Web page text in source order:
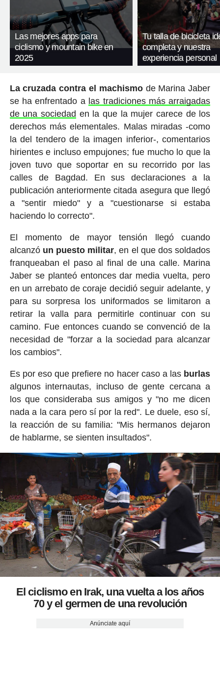
Las mejores apps para
ciclismo y mountain bike en
2025
Tu talla de bicicleta
completa y nuestra
experiencia personal
La cruzada contra el machismode Marina Jaber
se ha enfrentado a las tradiciones más arraigadas
de una sociedad en la que la mujer carece de los
derechos más elementales. Malas miradas -como
la del tendero de la imagen inferior-, comentarios
hirientes e incluso empujones; fue mucho lo que la
joven tuvo que soportar en su recorrido por las
calles de Bagdad. En sus declaraciones a la
publicación anteriormente citada asegura que llegó
a "sentir miedo" y a "cuestionarse si estaba
haciendo lo correcto".
El momento de mayor tensión llegó cuando
alcanzó un puesto militar, en el que dos soldados
franqueaban el paso al final de una calle. Marina
Jaber se planteó entonces dar media vuelta, pero
en un arrebato de coraje decidió seguir adelante, y
para su sorpresa los uniformados se limitaron a
retirar la valla para permitirle continuar con su
camino. Fue entonces cuando se convenció de la
necesidad de "forzar a la sociedad para alcanzar
los cambios".
Es por eso que prefiere no hacer caso a las burlas
algunos internautas, incluso de gente cercana a
los que consideraba sus amigos y "no me dicen
nada a la cara pero sí por la red". Le duele, eso sí,
la reacción de su familia: "Mis hermanos dejaron
de hablarme, se sienten insultados".
El ciclismo en Irak, una vuelta a los años
70 y el germen de una revolución
Anúnciate aquí